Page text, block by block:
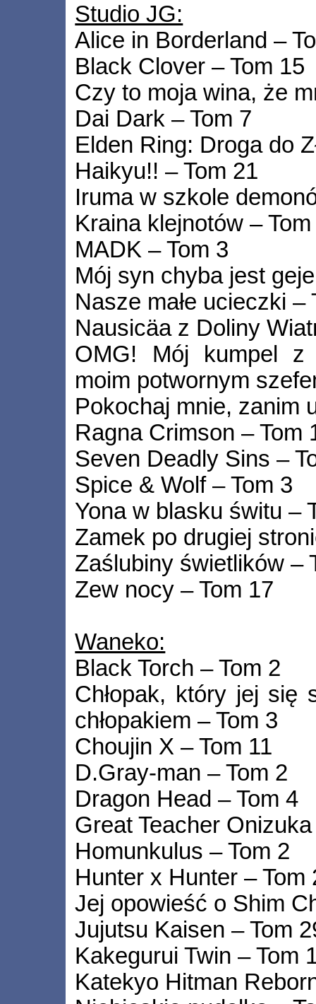
Studio JG:
Alice in Borderland –
Black Clover – Tom 15
Czy to moja wina, że
Dai Dark – Tom 7
Elden Ring: Droga do
Haikyu!! – Tom 21
Iruma w szkole
Kraina klejnotów –
MADK – Tom 3
Mój syn chyba jest
Nasze małe ucieczki –
Nausicäa z Doliny
OMG! Mój kumpel z
moim potwornym
Pokochaj mnie, zanim
Ragna Crimson – Tom
Seven Deadly Sins –
Spice & Wolf – Tom 3
Yona w blasku świtu –
Zamek po drugiej
Zaślubiny świetlików –
Zew nocy – Tom 17
Waneko:
Black Torch – Tom 2
Chłopak, który jej się
chłopakiem – Tom 3
Choujin X – Tom 11
D.Gray-man – Tom 2
Dragon Head – Tom 4
Great Teacher
Homunkulus – Tom 2
Hunter x Hunter – Tom
Jej opowieść o Shim
Jujutsu Kaisen – Tom
Kakegurui Twin – Tom
Katekyo Hitman